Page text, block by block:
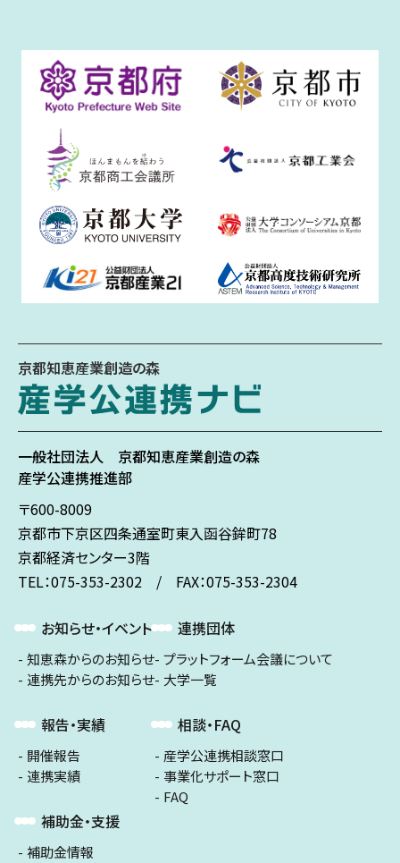
京都知恵産業創造の森
一般社団法人 京都知恵産業創造の森
産学公連携推進部
〒600-8009
京都市下京区四条通室町東入函谷鉾町78
京都経済センター3階
TEL：075-353-2302 / FAX：075-353-2304
お知らせ・イベント
知恵森からのお知らせ
連携先からのお知らせ
報告・実績
開催報告
連携実績
補助金・支援
補助金情報
連携団体
プラットフォーム会議について
大学一覧
相談・FAQ
産学公連携相談窓口
事業化サポート窓口
FAQ